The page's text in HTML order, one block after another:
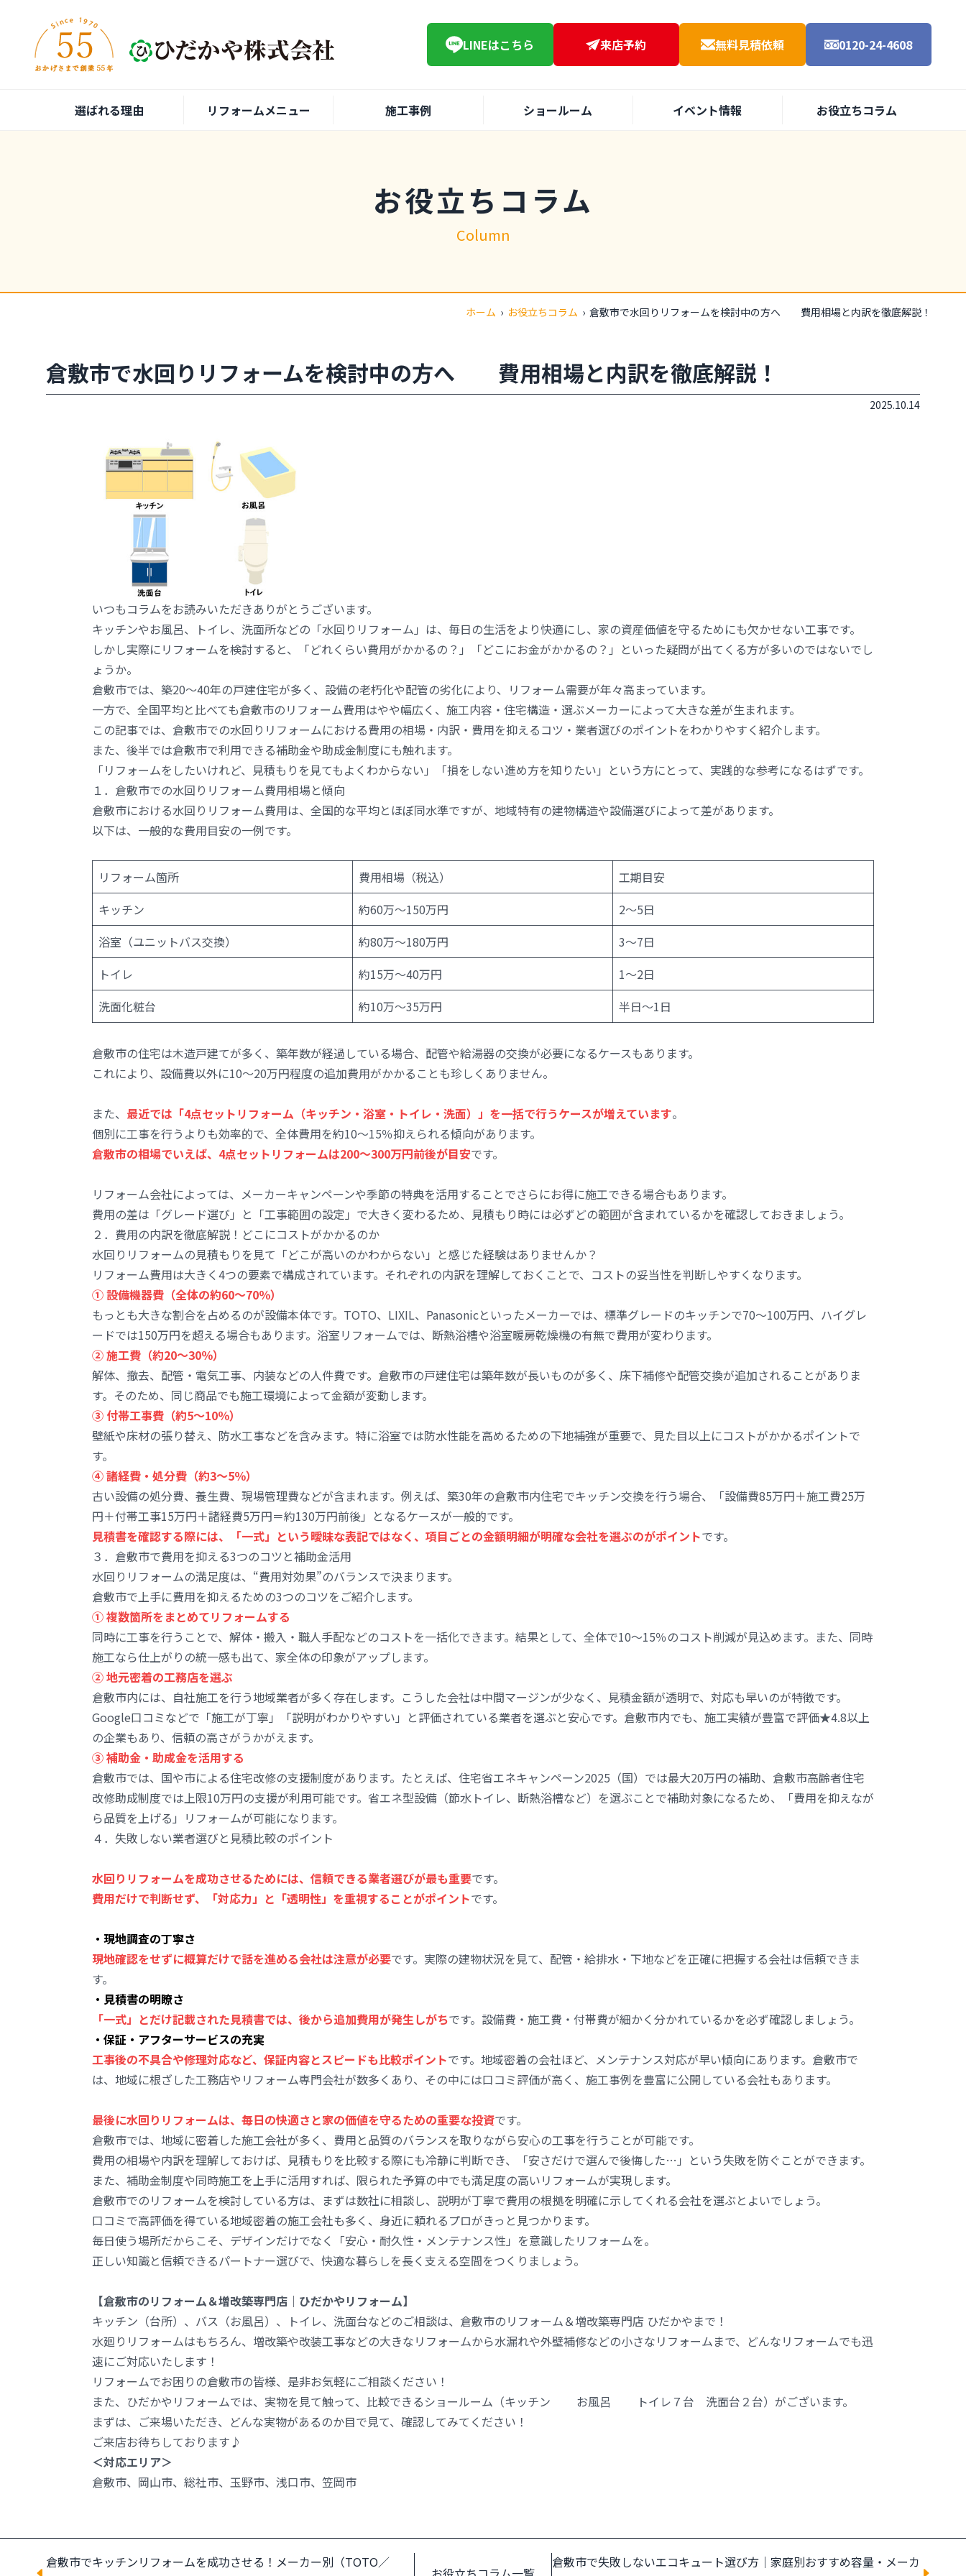
LINEはこちら 来店予約 無料見積依頼 0120-24-4608
選ばれる理由 リフォームメニュー 施工事例 ショールーム イベント情報 お役立ちコラム
お役立ちコラム
Column
ホーム › お役立ちコラム › 倉敷市で水回りリフォームを検討中の方へ 費用相場と内訳を徹底解説！
倉敷市で水回りリフォームを検討中の方へ 費用相場と内訳を徹底解説！
2025.10.14
いつもコラムをお読みいただきありがとうございます。
キッチンやお風呂、トイレ、洗面所などの「水回りリフォーム」は、毎日の生活をより快適にし、家の資産価値を守るためにも欠かせない工事です。
しかし実際にリフォームを検討すると、「どれくらい費用がかかるの？」「どこにお金がかかるの？」といった疑問が出てくる方が多いのではないでし
ょうか。
倉敷市では、築20〜40年の戸建住宅が多く、設備の老朽化や配管の劣化により、リフォーム需要が年々高まっています。
一方で、全国平均と比べても倉敷市のリフォーム費用はやや幅広く、施工内容・住宅構造・選ぶメーカーによって大きな差が生まれます。
この記事では、倉敷市での水回りリフォームにおける費用の相場・内訳・費用を抑えるコツ・業者選びのポイントをわかりやすく紹介します。
また、後半では倉敷市で利用できる補助金や助成金制度にも触れます。
「リフォームをしたいけれど、見積もりを見てもよくわからない」「損をしない進め方を知りたい」という方にとって、実践的な参考になるはずです。
１．倉敷市での水回りリフォーム費用相場と傾向
倉敷市における水回りリフォーム費用は、全国的な平均とほぼ同水準ですが、地域特有の建物構造や設備選びによって差があります。
以下は、一般的な費用目安の一例です。
リフォーム箇所 費用相場（税込）
工期目安
キッチン
約60万〜150万円
2〜5日
浴室（ユニットバス交換）
約80万〜180万円
3〜7日
トイレ
約15万〜40万円
1〜2日
洗面化粧台
約10万〜35万円 半日〜1日
倉敷市の住宅は木造戸建てが多く、築年数が経過している場合、配管や給湯器の交換が必要になるケースもあります。
これにより、設備費以外に10〜20万円程度の追加費用がかかることも珍しくありません。
また、 最近では「4点セットリフォーム（キッチン・浴室・トイレ・洗面）」を一括で行うケースが増えています。
個別に工事を行うよりも効率的で、全体費用を約10〜15％抑えられる傾向があります。
倉敷市の相場でいえば、4点セットリフォームは200〜300万円前後が目安です。
リフォーム会社によっては、メーカーキャンペーンや季節の特典を活用することでさらにお得に施工できる場合もあります。
費用の差は「グレード選び」と「工事範囲の設定」で大きく変わるため、見積もり時には必ずどの範囲が含まれているかを確認しておきましょう。
２．費用の内訳を徹底解説！どこにコストがかかるのか
水回りリフォームの見積もりを見て「どこが高いのかわからない」と感じた経験はありませんか？
リフォーム費用は大きく4つの要素で構成されています。それぞれの内訳を理解しておくことで、コストの妥当性を判断しやすくなります。
① 設備機器費（全体の約60〜70％）
もっとも大きな割合を占めるのが設備本体です。TOTO、LIXIL、Panasonicといったメーカーでは、標準グレードのキッチンで70〜100万円、ハイグレ
ードでは150万円を超える場合もあります。浴室リフォームでは、断熱浴槽や浴室暖房乾燥機の有無で費用が変わります。
② 施工費（約20〜30％）
解体、撤去、配管・電気工事、内装などの人件費です。倉敷市の戸建住宅は築年数が長いものが多く、床下補修や配管交換が追加されることがありま
す。そのため、同じ商品でも施工環境によって金額が変動します。
③ 付帯工事費（約5〜10％）
壁紙や床材の張り替え、防水工事などを含みます。特に浴室では防水性能を高めるための下地補強が重要で、見た目以上にコストがかかるポイントで
す。
④ 諸経費・処分費（約3〜5％）
古い設備の処分費、養生費、現場管理費などが含まれます。例えば、築30年の倉敷市内住宅でキッチン交換を行う場合、「設備費85万円＋施工費25万
円＋付帯工事15万円＋諸経費5万円＝約130万円前後」となるケースが一般的です。
見積書を確認する際には、「一式」という曖昧な表記ではなく、項目ごとの金額明細が明確な会社を選ぶのがポイントです。
３．倉敷市で費用を抑える3つのコツと補助金活用
水回りリフォームの満足度は、“費用対効果”のバランスで決まります。
倉敷市で上手に費用を抑えるための3つのコツをご紹介します。
① 複数箇所をまとめてリフォームする
同時に工事を行うことで、解体・搬入・職人手配などのコストを一括化できます。結果として、全体で10〜15％のコスト削減が見込めます。また、同時
施工なら仕上がりの統一感も出て、家全体の印象がアップします。
② 地元密着の工務店を選ぶ
倉敷市内には、自社施工を行う地域業者が多く存在します。こうした会社は中間マージンが少なく、見積金額が透明で、対応も早いのが特徴です。
Google口コミなどで「施工が丁寧」「説明がわかりやすい」と評価されている業者を選ぶと安心です。倉敷市内でも、施工実績が豊富で評価★4.8以上
の企業もあり、信頼の高さがうかがえます。
③ 補助金・助成金を活用する
倉敷市では、国や市による住宅改修の支援制度があります。たとえば、住宅省エネキャンペーン2025（国）では最大20万円の補助、倉敷市高齢者住宅
改修助成制度では上限10万円の支援が利用可能です。省エネ型設備（節水トイレ、断熱浴槽など）を選ぶことで補助対象になるため、「費用を抑えなが
ら品質を上げる」リフォームが可能になります。
４．失敗しない業者選びと見積比較のポイント
水回りリフォームを成功させるためには、信頼できる業者選びが最も重要です。
費用だけで判断せず、「対応力」と「透明性」を重視することがポイントです。
・現地調査の丁寧さ
現地確認をせずに概算だけで話を進める会社は注意が必要です。実際の建物状況を見て、配管・給排水・下地などを正確に把握する会社は信頼できま
す。
・見積書の明瞭さ
「一式」とだけ記載された見積書では、後から追加費用が発生しがちです。設備費・施工費・付帯費が細かく分かれているかを必ず確認しましょう。
・保証・アフターサービスの充実
工事後の不具合や修理対応など、保証内容とスピードも比較ポイントです。地域密着の会社ほど、メンテナンス対応が早い傾向にあります。倉敷市で
は、地域に根ざした工務店やリフォーム専門会社が数多くあり、その中には口コミ評価が高く、施工事例を豊富に公開している会社もあります。
最後に水回りリフォームは、毎日の快適さと家の価値を守るための重要な投資です。
倉敷市では、地域に密着した施工会社が多く、費用と品質のバランスを取りながら安心の工事を行うことが可能です。
費用の相場や内訳を理解しておけば、見積もりを比較する際にも冷静に判断でき、「安さだけで選んで後悔した…」という失敗を防ぐことができます。
また、補助金制度や同時施工を上手に活用すれば、限られた予算の中でも満足度の高いリフォームが実現します。
倉敷市でのリフォームを検討している方は、まずは数社に相談し、説明が丁寧で費用の根拠を明確に示してくれる会社を選ぶとよいでしょう。
口コミで高評価を得ている地域密着の施工会社も多く、身近に頼れるプロがきっと見つかります。
毎日使う場所だからこそ、デザインだけでなく「安心・耐久性・メンテナンス性」を意識したリフォームを。
正しい知識と信頼できるパートナー選びで、快適な暮らしを長く支える空間をつくりましょう。
【倉敷市のリフォーム＆増改築専門店｜ひだかやリフォーム】
キッチン（台所）、バス（お風呂）、トイレ、洗面台などのご相談は、倉敷市のリフォーム＆増改築専門店 ひだかやまで！
水廻りリフォームはもちろん、増改築や改装工事などの大きなリフォームから水漏れや外壁補修などの小さなリフォームまで、どんなリフォームでも迅
速にご対応いたします！
リフォームでお困りの倉敷市の皆様、是非お気軽にご相談ください！
また、ひだかやリフォームでは、実物を見て触って、比較できるショールーム（キッチン お風呂 トイレ７台 洗面台２台）がございます。
まずは、ご来場いただき、どんな実物があるのか目で見て、確認してみてください！
ご来店お待ちしております♪
＜対応エリア＞
倉敷市、岡山市、総社市、玉野市、浅口市、笠岡市
倉敷市でキッチンリフォームを成功させる！メーカー別（TOTO／ 倉敷市で失敗しないエコキュート選び方｜家庭別おすすめ容量・メーカ